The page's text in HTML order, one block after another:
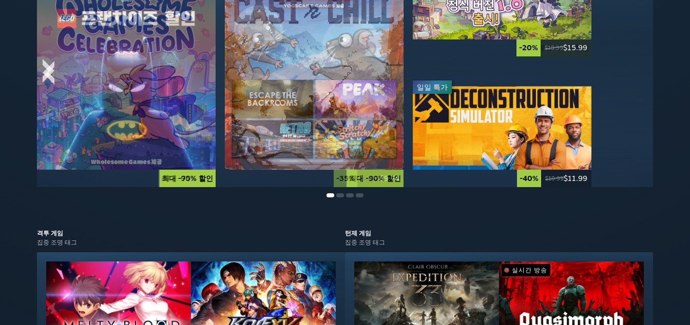
최대 -75% 할인 최대 -90% 할인
-20% $19.99$15.99
일일 특가
-40% $19.99$11.99
최대 -90% 할인 -35% $14.99$9.74
최대 -80% 할인
-70% $59.99$17.99
최대 -85% 할인
-95% $49.99$2.49
-50% $49.99$24.99
-50% $7.99$3.99
-95% $59.99$2.99
-65% $39.99$13.99
-20% $24.99$19.99
-50% $39.99$19.99
-50% $59.99$29.99
-60% $69.99$27.99
-20% $34.99 $27.99
격투 게임
집중 조명 태그
턴제 게임
집중 조명 태그
실시간 방송